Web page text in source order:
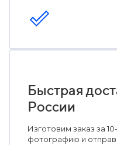
Быстрая
России
Изготовим заказ за
фотографию и